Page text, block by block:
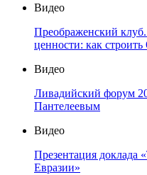
Видео
Преображенский
ценности: как
Видео
Ливадийский форум
Пантелеевым
Видео
Презентация доклада
Евразии»